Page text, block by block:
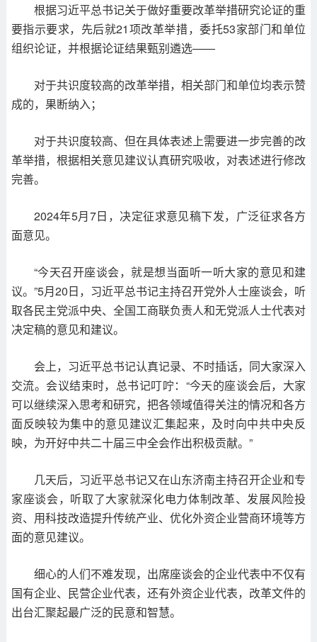
根据习近平总书记关于做好重要改革举措研究论证的重
要指示要求，先后就21项改革举措，委托53家部门和单位
组织论证，并根据论证结果甄别遴选——
对于共识度较高的改革举措，相关部门和单位均表示赞
成的，果断纳入；
对于共识度较高、但在具体表述上需要进一步完善的改
革举措，根据相关意见建议认真研究吸收，对表述进行修改
完善。
2024年5月7日，决定征求意见稿下发，广泛征求各方
面意见。
“今天召开座谈会，就是想当面听一听大家的意见和建
议。”5月20日，习近平总书记主持召开党外人士座谈会，听
取各民主党派中央、全国工商联负责人和无党派人士代表对
决定稿的意见和建议。
会上，习近平总书记认真记录、不时插话，同大家深入
交流。会议结束时，总书记叮咛：“今天的座谈会后，大家
可以继续深入思考和研究，把各领域值得关注的情况和各方
面反映较为集中的意见建议汇集起来，及时向中共中央反
映，为开好中共二十届三中全会作出积极贡献。”
几天后，习近平总书记又在山东济南主持召开企业和专
家座谈会，听取了大家就深化电力体制改革、发展风险投
资、用科技改造提升传统产业、优化外资企业营商环境等方
面的意见建议。
细心的人们不难发现，出席座谈会的企业代表中不仅有
国有企业、民营企业代表，还有外资企业代表，改革文件的
出台汇聚起最广泛的民意和智慧。